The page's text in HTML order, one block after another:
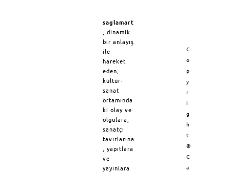
saglamart
; dinamik
bir anlayış
ile
hareket
eden,
kültür-
sanat
ortamında
ki olay ve
olgulara,
sanatçı
tavırlarına
, yapıtlara
ve
yayınlara
C
o
p
y
r
i
g
h
t
©
C
a